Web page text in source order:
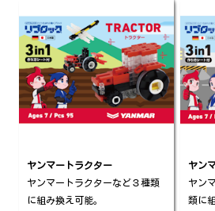
ヤンマートラクター
ヤンマートラクターなど３種類
に組み換え可能。
ヤン
ヤン
類に